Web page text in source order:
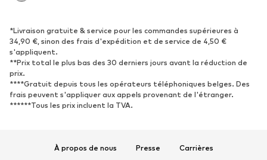
Nouveautés
Tendance
Baskets
Bottines
Escarpins et talons hauts
Bottes
Sandales
Chaussures basses
Chaussures de sport
Ballerines
*Livraison gratuite & service pour les commandes supérieures à
34,90 €, sinon des frais d'expédition et de service de 4,50 €
s'appliquent.
**Prix total le plus bas des 30 derniers jours avant la réduction de
prix.
****Gratuit depuis tous les opérateurs téléphoniques belges. Des
frais peuvent s'appliquer aux appels provenant de l'étranger.
******Tous les prix incluent la TVA.
À propos de nous Presse Carrières